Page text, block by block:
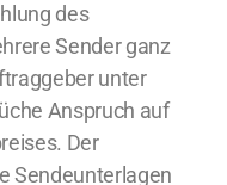
des
Sender ganz
unter
Anspruch auf
Der
Sendeunterlagen